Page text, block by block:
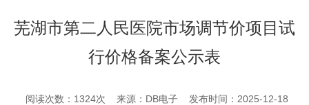
芜湖市第二人民医院市场调节价项目试
行价格备案公示表
阅读次数： 1324次 来源：DB电子
发布时间：2025-12-18